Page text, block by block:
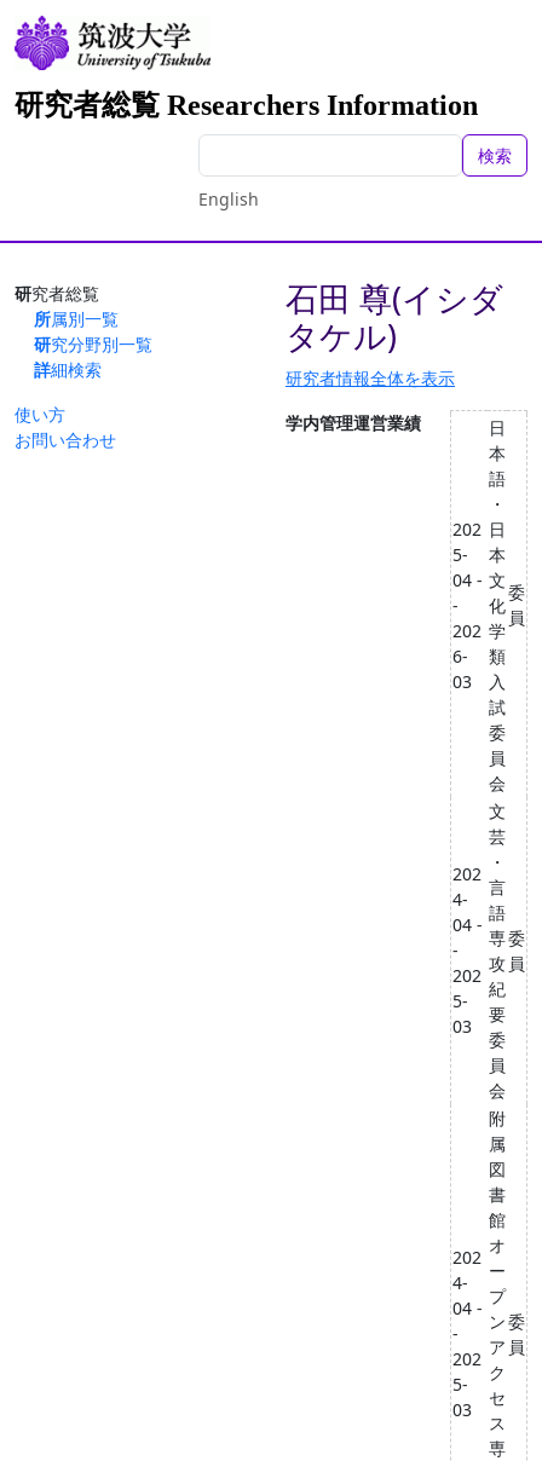
研究者総覧 Researchers Information
検索
English
研究者総覧
所属別一覧
研究分野別一覧
詳細検索
使い方
お問い合わせ
石田 尊(イシダ
タケル)
研究者情報全体を表示
学内管理運営業績
202
5-
04 -
-
202
6-
03
日
本
語
・
日
本
文
化
学
類
入
試
委
員
会
委
員
202
4-
04 -
-
202
5-
03
文
芸
・
言
語
専
攻
紀
要
委
員
会
委
員
202
4-
04 -
-
202
5-
03
附
属
図
書
館
オ
ー
プ
ン
ア
ク
セ
ス
専
委
員